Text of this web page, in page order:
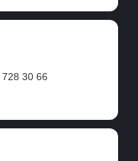
30 66